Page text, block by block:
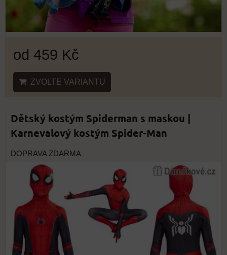
od 459 Kč
ZVOLTE VARIANTU
Dětský kostým Spiderman s maskou |
Karnevalový kostým Spider-Man
DOPRAVA ZDARMA